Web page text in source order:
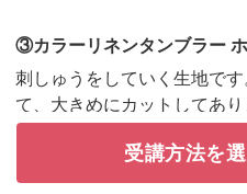
③カラーリネンタンブラー
刺しゅうをしていく生地で
て、大きめにカットしてあり
④接着芯・キルト芯・厚紙
受講方法を